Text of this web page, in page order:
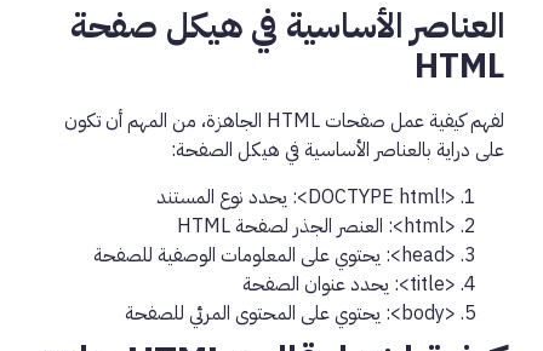
العناصر الأساسية في هيكل صفحة
HTML
لفهم كيفية عمل صفحات HTML الجاهزة، من المهم أن تكون
على دراية بالعناصر الأساسية في هيكل الصفحة:
<!DOCTYPE html>
: يحدد نوع المستند
<html>
: العنصر الجذر لصفحة HTML
<head>
: يحتوي على المعلومات الوصفية للصفحة
<title>
: يحدد عنوان الصفحة
<body>
: يحتوي على المحتوى المرئي للصفحة